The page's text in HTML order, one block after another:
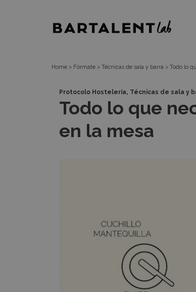
Bartalent
Home > Fórmate > Técnicas de sala y barra > Todo lo
Protocolo Hostelería, Técnicas de sala y
Todo lo que
en la mesa